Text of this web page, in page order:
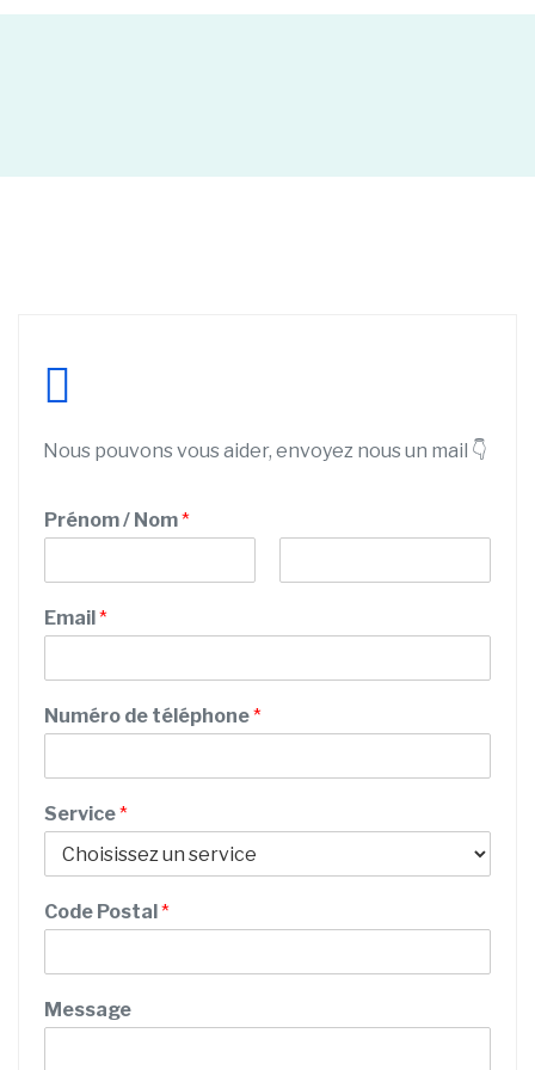
Nous pouvons vous aider, envoyez nous un mail 👇
Prénom / Nom*
r
é
m
Email *
Numéro de téléphone*
Service*
C
o
e
e
Code Postal *
Message